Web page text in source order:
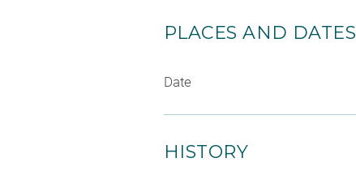
PLACES AND DATES
Date
HISTORY